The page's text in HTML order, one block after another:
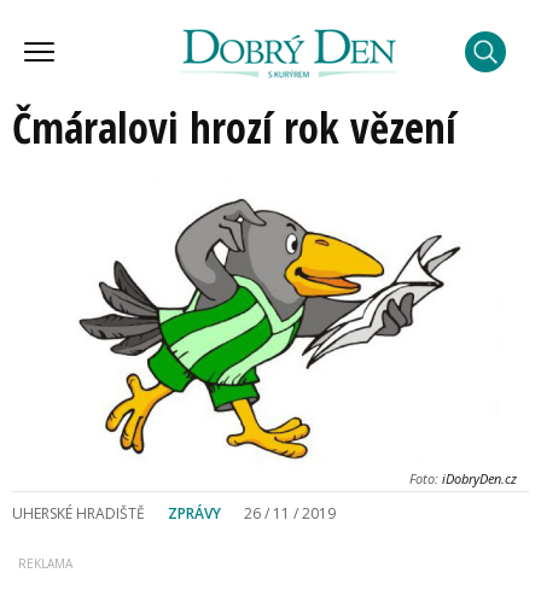
Čmáralovi hrozí rok vězení
Foto: iDobryDen.cz
UHERSKÉ HRADIŠTĚ ZPRÁVY 26 / 11 / 2019